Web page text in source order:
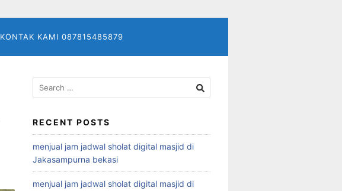
KONTAK KAMI 087815485879
Search
for:
RECENT POSTS
menjual jam jadwal sholat digital masjid di
Jakasampurna bekasi
menjual jam jadwal sholat digital masjid di